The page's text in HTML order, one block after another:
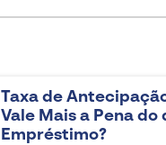
Taxa de
Vale Mais a Pena do
Empréstimo?